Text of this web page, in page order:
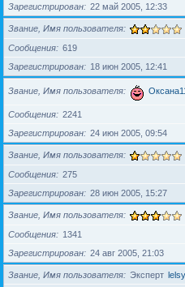
Зарегистрирован
22 май 2005, 12:33
Звание, Имя пользователя
Сообщения
619
Зарегистрирован
18 июн 2005, 12:41
Звание, Имя пользователя
Сообщения
2241
Зарегистрирован
24 июн 2005, 09:54
Звание, Имя пользователя
Сообщения
275
Зарегистрирован
28 июн 2005, 15:27
Звание, Имя пользователя
Сообщения
1341
Зарегистрирован
24 авг 2005, 21:03
Звание, Имя пользователя Эксперт